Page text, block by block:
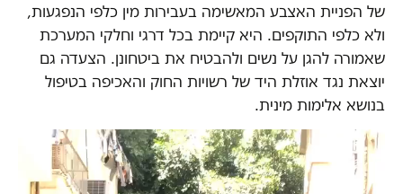
של הפניית האצבע המאשימה בעבירות מין כלפי הנפגעות,
ולא כלפי התוקפים. היא קיימת בכל דרגי וחלקי המערכת
שאמורה להגן על נשים ולהבטיח את ביטחונן. הצעדה גם
יוצאת נגד אוזלת היד של רשויות החוק והאכיפה בטיפול
בנושא אלימות מינית.